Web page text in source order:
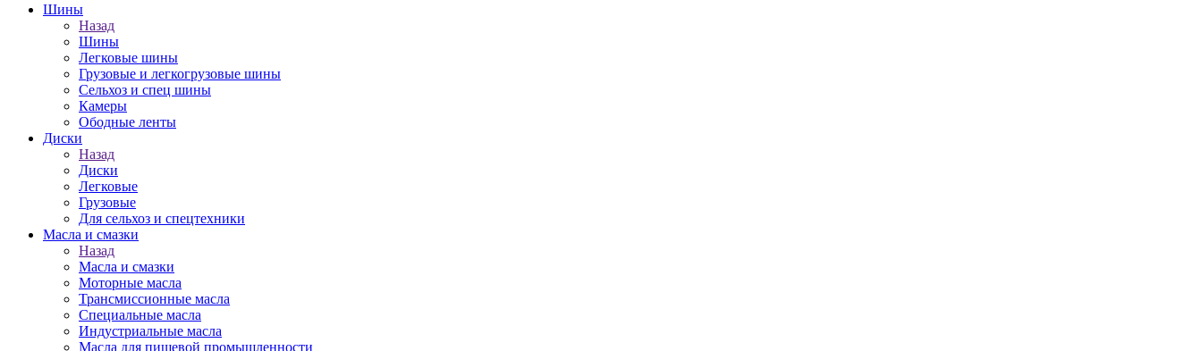
Шины
Назад
Шины
Легковые шины
Грузовые и легкогрузовые шины
Сельхоз и спец шины
Камеры
Ободные ленты
Диски
Назад
Диски
Легковые
Грузовые
Для сельхоз и спецтехники
Масла и смазки
Назад
Масла и смазки
Моторные масла
Трансмиссионные масла
Специальные масла
Индустриальные масла
Масла для пищевой промышленности